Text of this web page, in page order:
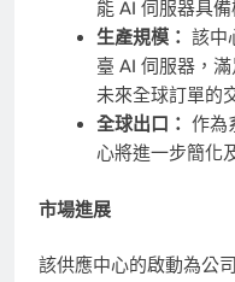
能 AI 伺服器具
生產規模： 該中
臺 AI 伺服器，
未來全球訂單的
全球出口： 作為
心將進一步簡化
市場進展
該供應中心的啟動為公